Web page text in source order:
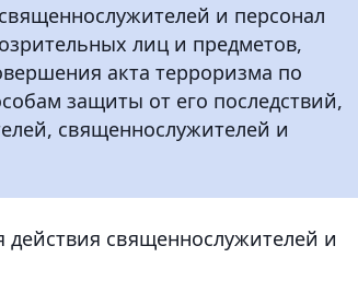
и персонал
лиц и предметов,
акта терроризма по
защиты от его последствий,
священнослужителей и
священнослужителей и